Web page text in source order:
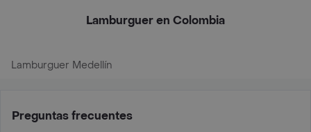
Lamburguer en Colombia
Lamburguer Medellín
Preguntas frecuentes